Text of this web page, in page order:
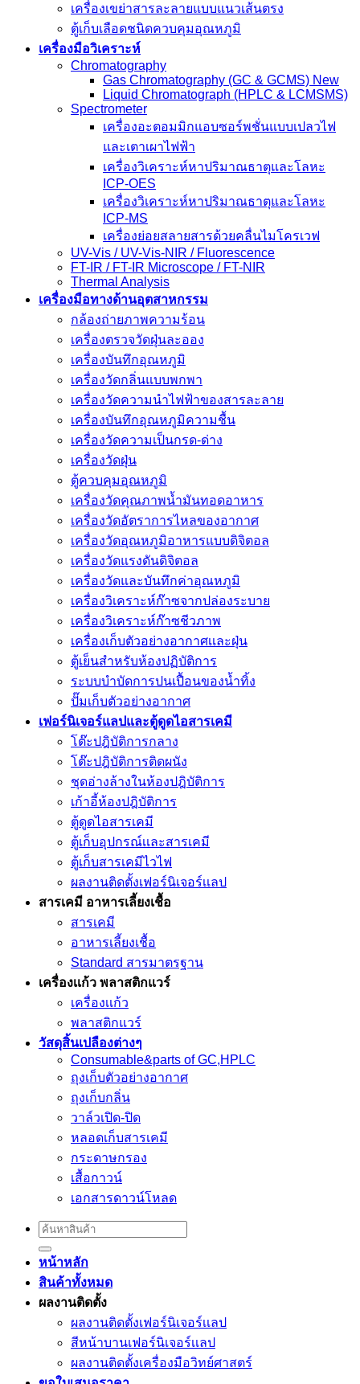
เครื่องเขย่าสารละลายแบบแนวเส้นตรง
ตู้เก็บเลือดชนิดควบคุมอุณหภูมิ
เครื่องมือวิเคราะห์
Chromatography
Gas Chromatography (GC & GCMS) New
Liquid Chromatograph (HPLC & LCMSMS)
Spectrometer
เครื่องอะตอมมิกแอบซอร์พชั่นแบบเปลวไฟ
และเตาเผาไฟฟ้า
เครื่องวิเคราะห์หาปริมาณธาตุและโลหะ
ICP-OES
เครื่องวิเคราะห์หาปริมาณธาตุและโลหะ
ICP-MS
เครื่องย่อยสลายสารด้วยคลื่นไมโครเวฟ
UV-Vis / UV-Vis-NIR / Fluorescence
FT-IR / FT-IR Microscope / FT-NIR
Thermal Analysis
เครื่องมือทางด้านอุตสาหกรรม
กล้องถ่ายภาพความร้อน
เครื่องตรวจวัดฝุ่นละออง
เครื่องบันทึกอุณหภูมิ
เครื่องวัดกลิ่นแบบพกพา
เครื่องวัดความนําไฟฟ้าของสารละลาย
เครื่องบันทึกอุณหภูมิความชื้น
เครื่องวัดความเป็นกรด-ด่าง
เครื่องวัดฝุ่น
ตู้ควบคุมอุณหภูมิ
เครื่องวัดคุณภาพน้ำมันทอดอาหาร
เครื่องวัดอัตราการไหลของอากาศ
เครื่องวัดอุณหภูมิอาหารแบบดิจิตอล
เครื่องวัดแรงดันดิจิตอล
เครื่องวัดและบันทึกค่าอุณหภูมิ
เครื่องวิเคราะห์ก๊าซจากปล่องระบาย
เครื่องวิเคราะห์ก๊าซชีวภาพ
เครื่องเก็บตัวอย่างอากาศเเละฝุ่น
ตู้เย็นสำหรับห้องปฏิบัติการ
ระบบบำบัดการปนเปื้อนของน้ำทิ้ง
ปั๊มเก็บตัวอย่างอากาศ
เฟอร์นิเจอร์แลปและตู้ดูดไอสารเคมี
โต๊ะปฎิบัติการกลาง
โต๊ะปฎิบัติการติดผนัง
ชุดอ่างล้างในห้องปฎิบัติการ
เก้าอี้ห้องปฎิบัติการ
ตู้ดูดไอสารเคมี
ตู้เก็บอุปกรณ์เเละสารเคมี
ตู้เก็บสารเคมีไวไฟ
ผลงานติดตั้งเฟอร์นิเจอร์เเลป
สารเคมี อาหารเลี้ยงเชื้อ
สารเคมี
อาหารเลี้ยงเชื้อ
Standard สารมาตรฐาน
เครื่องเเก้ว พลาสติกแวร์
เครื่องเเก้ว
พลาสติกแวร์
วัสดุสิ้นเปลืองต่างๆ
Consumable&parts of GC,HPLC
ถุงเก็บตัวอย่างอากาศ
ถุงเก็บกลิ่น
วาล์วเปิด-ปิด
หลอดเก็บสารเคมี
กระดาษกรอง
เสื้อกาวน์
เอกสารดาวน์โหลด
Search
for:
หน้าหลัก
สินค้าทั้งหมด
ผลงานติดตั้ง
ผลงานติดตั้งเฟอร์นิเจอร์เเลป
สีหน้าบานเฟอร์นิเจอร์เเลป
ผลงานติดตั้งเครื่องมือวิทย์ศาสตร์